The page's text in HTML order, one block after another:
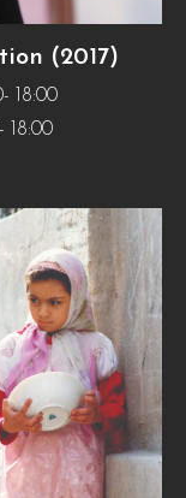
(2017)
18:00
18:00